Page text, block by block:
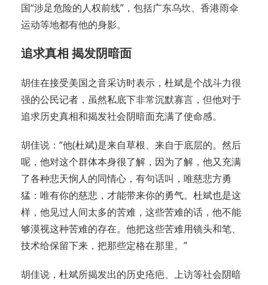
国“涉足危险的人权前线”，包括广东乌坎、香港雨伞
运动等地都有他的身影。
追求真相 揭发阴暗面
胡佳在接受美国之音采访时表示，杜斌是个战斗力很
强的公民记者，虽然私底下非常沉默寡言，但他对于
追求历史真相和揭发社会阴暗面充满了使命感。
胡佳说：“他(杜斌)是来自草根、来自于底层的。然后
呢，他对这个群体本身很了解，因为了解，他又充满
了各种悲天悯人的同情心，有句话叫，唯慈悲方勇
猛：唯有你的慈悲，才能带来你的勇气。杜斌也是这
样，他见过人间太多的苦难，这些苦难的话，他不能
够漠视这种苦难的存在。他把这些苦难用镜头和笔、
技术给保留下来，把那些定格在那里。”
胡佳说，杜斌所揭发出的历史疮疤、上访等社会阴暗